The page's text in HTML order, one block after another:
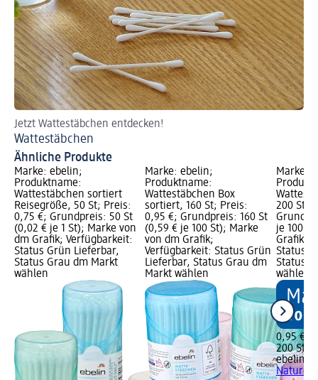
Jetzt Wattestäbchen entdecken!
Wattestäbchen
Ähnliche Produkte
Marke: ebelin;
Produktname:
Wattestäbchen sortiert
Reisegröße, 50 St; Preis:
0,75 €; Grundpreis: 50 St
(0,02 € je 1 St); Marke von
dm Grafik; Verfügbarkeit:
Status Grün Lieferbar,
Status Grau dm Markt
wählen
Marke: ebelin;
Produktname:
Wattestäbchen Box
sortiert, 160 St; Preis:
0,95 €; Grundpreis: 160 St
(0,59 € je 100 St); Marke
von dm Grafik;
Verfügbarkeit: Status Grün
Lieferbar, Status Grau dm
Markt wählen
Marke:
200 St;
je 100
Grafik;
Status
Status
wählen
0,95 €
200 St
ebelin
Nature